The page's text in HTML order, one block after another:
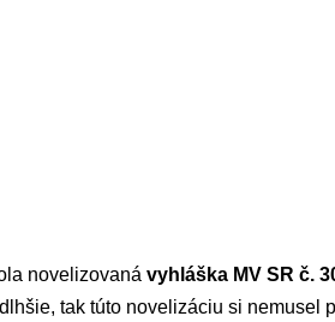
novelizovaná vyhláška MV SR č.
tak túto novelizáciu si nemusel